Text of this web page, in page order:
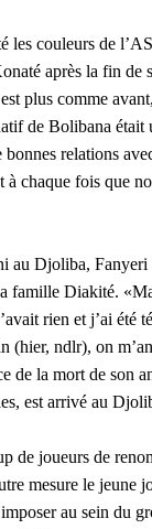
les couleurs de
après la fin de
plus comme
de Bolibana était
relations
chaque fois que
au Djoliba,
famille Diakité.
rien et j’ai été
(hier, ndlr), on
de la mort de son
est arrivé au
de joueurs de
mesure le
au sein du